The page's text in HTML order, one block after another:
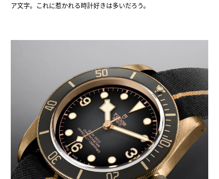
ア文字。これに惹かれる時計好きは多いだろう。